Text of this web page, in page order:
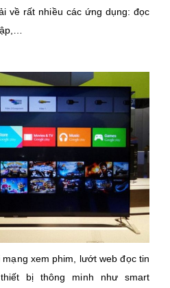
về rất nhiều các ứng dụng: đọc
xem phim, lướt web đọc tin
bị thông minh như smart